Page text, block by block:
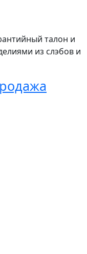
талон и
из слэбов и